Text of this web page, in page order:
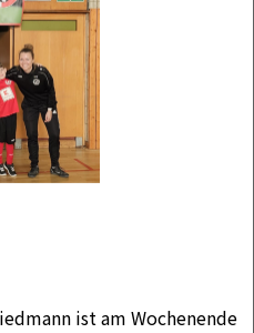
ist am Wochenende